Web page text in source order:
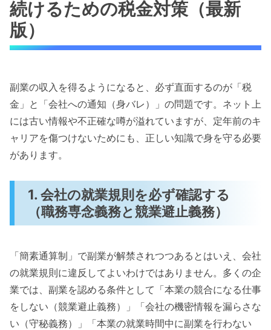
続けるための税金対策（最新
版）
副業の収入を得るようになると、必ず直面するのが「税
金」と「会社への通知（身バレ）」の問題です。ネット上
には古い情報や不正確な噂が溢れていますが、定年前のキ
ャリアを傷つけないためにも、正しい知識で身を守る必要
があります。
1. 会社の就業規則を必ず確認する
（職務専念義務と競業避止義務）
「簡素通算制」で副業が解禁されつつあるとはいえ、会社
の就業規則に違反してよいわけではありません。多くの企
業では、副業を認める条件として「本業の競合になる仕事
をしない（競業避止義務）」「会社の機密情報を漏らさな
い（守秘義務）」「本業の就業時間中に副業を行わない